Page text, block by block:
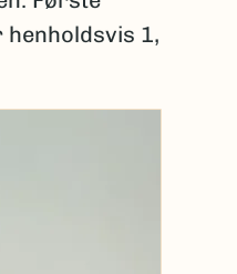
henholdsvis 1,